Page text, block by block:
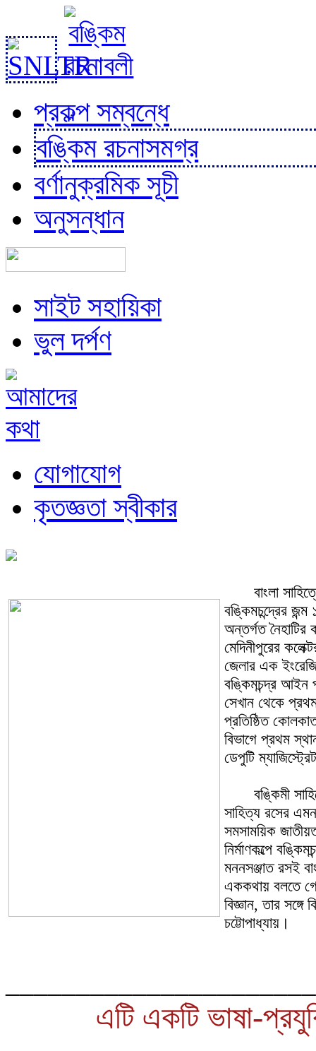
প্রকল্প সম্বন্ধে
বঙ্কিম রচনাসমগ্র
বর্ণানুক্রমিক সূচী
অনুসন্ধান
সাইট সহায়িকা
ভুল দর্পণ
যোগাযোগ
কৃতজ্ঞতা স্বীকার
বাংলা
বঙ্কিমচন্দ্রের
অন্তর্গত নৈহাটির
মেদিনীপুরের
জেলার এক
বঙ্কিমচন্দ্র আইন
সেখান থেকে
প্রতিষ্ঠিত
বিভাগে প্রথম
ডেপুটি
বঙ্কিমী
সাহিত্য রসের
সমসাময়িক
নির্মাণকল্পে
মননসঞ্জাত রসই
এককথায় বলতে
বিজ্ঞান, তার
চট্টোপাধ্যায়।
এটি একটি ভাষা-